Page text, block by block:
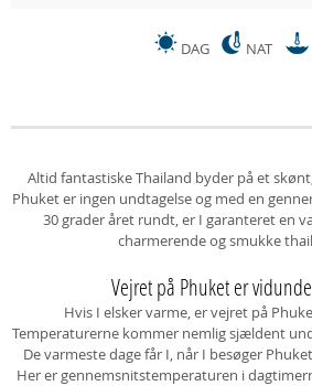
DAG NAT
Altid fantastiske Thailand byder på et
Phuket er ingen undtagelse og med en
30 grader året rundt, er I garanteret en
charmerende og smukke
Vejret på Phuket er
Hvis I elsker varme, er vejret på
Temperaturerne kommer nemlig sjældent
De varmeste dage får I, når I besøger
Her er gennemsnitstemperaturen i